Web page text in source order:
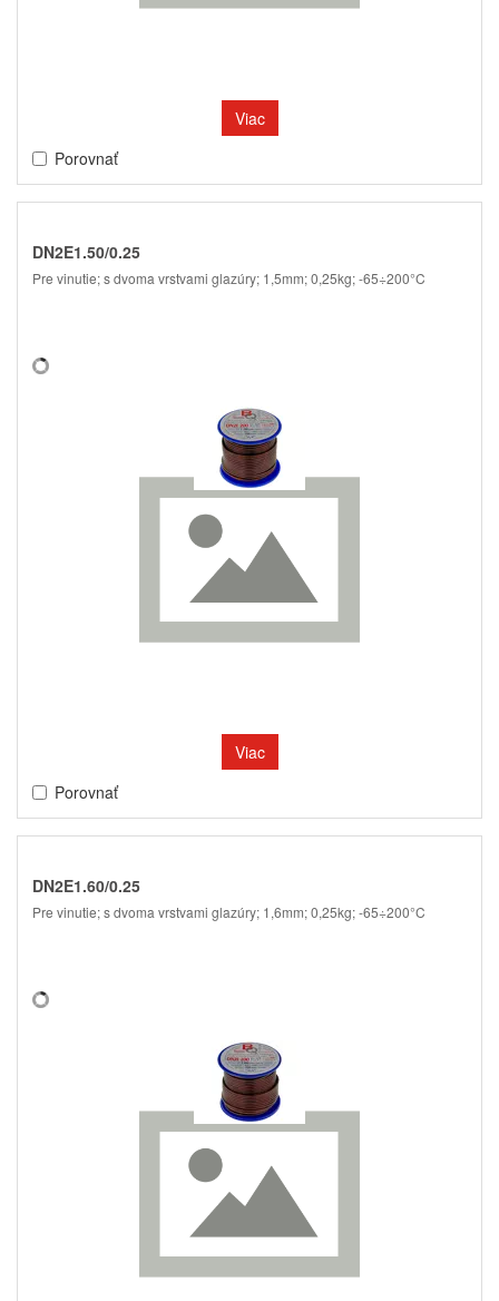
Viac
Porovnať
DN2E1.50/0.25
Pre vinutie; s dvoma vrstvami glazúry; 1,5mm; 0,25kg; -65÷200°C
Viac
Porovnať
DN2E1.60/0.25
Pre vinutie; s dvoma vrstvami glazúry; 1,6mm; 0,25kg; -65÷200°C